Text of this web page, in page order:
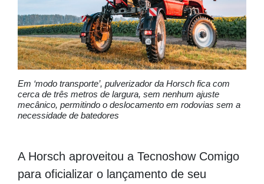
Em ‘modo transporte’, pulverizador da Horsch fica com
cerca de três metros de largura, sem nenhum ajuste
mecânico, permitindo o deslocamento em rodovias sem a
necessidade de batedores
A Horsch aproveitou a Tecnoshow Comigo
para oficializar o lançamento de seu